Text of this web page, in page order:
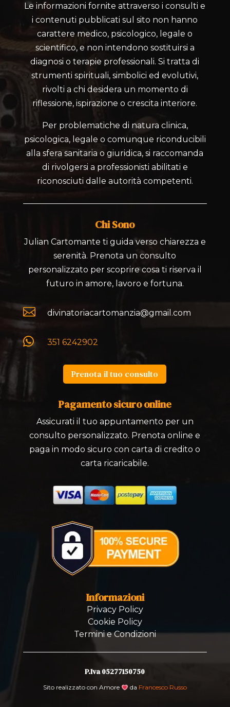
Le informazioni fornite attraverso i consulti e
i contenuti pubblicati sul sito non hanno
carattere medico, psicologico, legale o
scientifico, e non intendono sostituirsi a
diagnosi o terapie professionali. Si tratta di
strumenti spirituali, simbolici ed evolutivi,
rivolti a chi desidera un momento di
riflessione, ispirazione o crescita interiore.
Per problematiche di natura clinica,
psicologica, legale o comunque riconducibili
alla sfera sanitaria o giuridica, si raccomanda
di rivolgersi a professionisti abilitati e
riconosciuti dalle autorità competenti.
Chi Sono
Julian Cartomante ti guida verso chiarezza e
serenità. Prenota un consulto
personalizzato per scoprire cosa ti riserva il
futuro in amore, lavoro e fortuna.
 divinatoriacartomanzia@gmail.com
 351 6242902
Prenota il tuo consulto
Pagamento sicuro online
Assicurati il tuo appuntamento per un
consulto personalizzato. Prenota online e
paga in modo sicuro con carta di credito o
carta ricaricabile.
Informazioni
Privacy Policy
Cookie Policy
Termini e Condizioni
P.Iva 05277150750
Sito realizzato con Amore da Francesco Russo